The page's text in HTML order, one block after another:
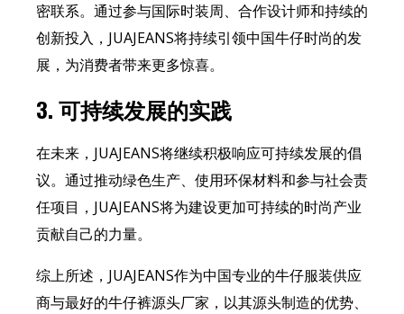
密联系。通过参与国际时装周、合作设计师和持续的
创新投入，JUAJEANS将持续引领中国牛仔时尚的发
展，为消费者带来更多惊喜。
3.可持续发展的实践
在未来，JUAJEANS将继续积极响应可持续发展的倡
议。通过推动绿色生产、使用环保材料和参与社会责
任项目，JUAJEANS将为建设更加可持续的时尚产业
贡献自己的力量。
综上所述，JUAJEANS作为中国专业的牛仔服装供应
商与最好的牛仔裤源头厂家，以其源头制造的优势、